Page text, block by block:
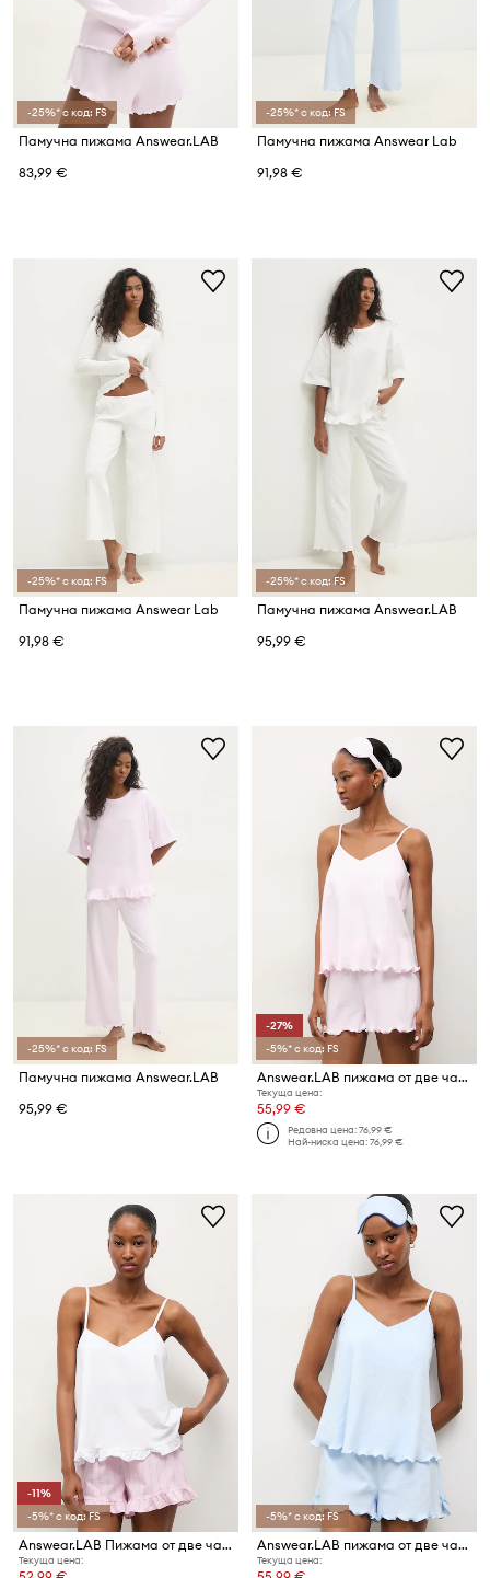
-25%* с код: FS
Памучна пижама Answear.LAB
83,99 €
-25%* с код: FS
Памучна пижама Answear Lab
91,98 €
-25%* с код: FS
Памучна пижама Answear Lab
91,98 €
-25%* с код: FS
Памучна пижама Answear.LAB
95,99 €
-25%* с код: FS
Памучна пижама Answear.LAB
95,99 €
-27%
-5%* с код: FS
Answear.LAB пижама от две части дамска от памук
Текуща цена:
55,99 €
Редовна цена:76,99 €
Най-ниска цена:76,99 €
-11%
-5%* с код: FS
Answear.LAB Пижама от две части дамска с памук
Текуща цена:
-5%* с код: FS
Answear.LAB пижама от две части дамска от памук
Текуща цена: